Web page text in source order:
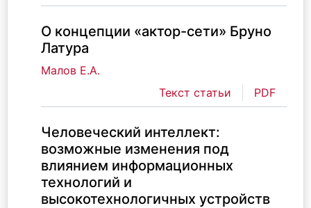
О концепции «актор-сети» Бруно
Латура
Малов Е.А.
Текст статьи
PDF
Человеческий интеллект:
возможные изменения под
влиянием информационных
технологий и
высокотехнологичных устройств